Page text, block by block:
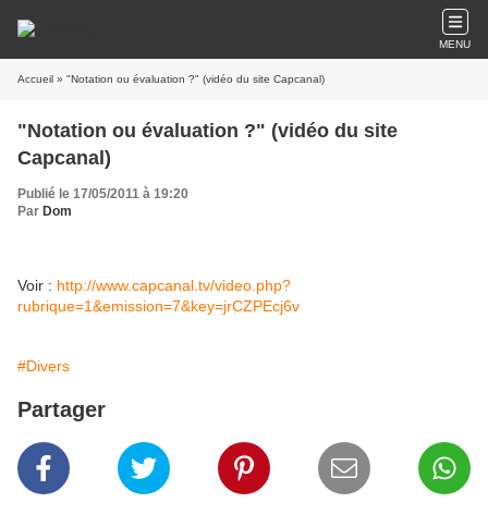
MENU
Accueil » "Notation ou évaluation ?" (vidéo du site Capcanal)
"Notation ou évaluation ?" (vidéo du site
Capcanal)
Publié le 17/05/2011 à 19:20
Par Dom
Voir : http://www.capcanal.tv/video.php?
rubrique=1&emission=7&key=jrCZPEcj6v
#Divers
Partager